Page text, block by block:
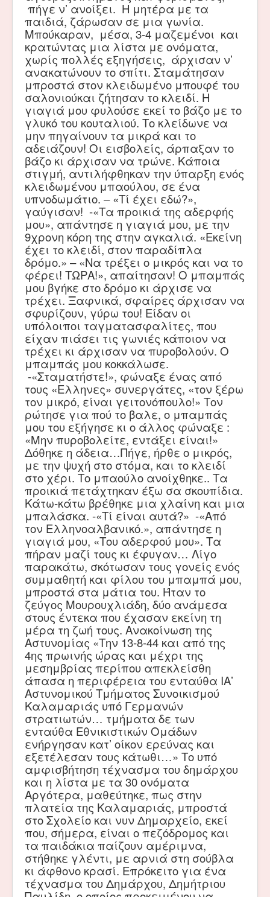
πήγε ν’ ανοίξει. Η μητέρα με τα
παιδιά, ζάρωσαν σε μια γωνία.
Μπούκαραν, μέσα, 3-4 μαζεμένοι και
κρατώντας μια λίστα με ονόματα,
χωρίς πολλές εξηγήσεις, άρχισαν ν’
ανακατώνουν το σπίτι. Σταμάτησαν
μπροστά στον κλειδωμένο μπουφέ του
σαλονιούκαι ζήτησαν το κλειδί. Η
γιαγιά μου φυλούσε εκεί το βάζο με το
γλυκό του κουταλιού. Το κλείδωνε να
μην πηγαίνουν τα μικρά και το
αδειάζουν! Οι εισβολείς, άρπαξαν το
βάζο κι άρχισαν να τρώνε. Κάποια
στιγμή, αντιλήφθηκαν την ύπαρξη ενός
κλειδωμένου μπαούλου, σε ένα
υπνοδωμάτιο. – «Τί έχει εδώ?»,
γαύγισαν! -«Τα προικιά της αδερφής
μου», απάντησε η γιαγιά μου, με την
9χρονη κόρη της στην αγκαλιά. «Εκείνη
έχει το κλειδί, στον παραδίπλα
δρόμο.» – «Να τρέξει ο μικρός και να το
φέρει! ΤΩΡΑ!», απαίτησαν! Ο μπαμπάς
μου βγήκε στο δρόμο κι άρχισε να
τρέχει. Ξαφνικά, σφαίρες άρχισαν να
σφυρίζουν, γύρω του! Είδαν οι
υπόλοιποι ταγματασφαλίτες, που
είχαν πιάσει τις γωνιές κάποιον να
τρέχει κι άρχισαν να πυροβολούν. Ο
μπαμπάς μου κοκκάλωσε.
-«Σταματήστε!», φώναξε ένας από
τους «Ελληνες» συνεργάτες, «τον ξέρω
τον μικρό, είναι γειτονόπουλο!» Τον
ρώτησε για πού το βαλε, ο μπαμπάς
μου του εξήγησε κι ο άλλος φώναξε :
«Μην πυροβολείτε, εντάξει είναι!»
Δόθηκε η άδεια…Πήγε, ήρθε ο μικρός,
με την ψυχή στο στόμα, και το κλειδί
στο χέρι. Το μπαούλο ανοίχθηκε.. Τα
προικιά πετάχτηκαν έξω σα σκουπίδια.
Κάτω-κάτω βρέθηκε μια χλαίνη και μια
μπαλάσκα. -«Τί είναι αυτά?» -«Από
τον Ελληνοαλβανικό.», απάντησε η
γιαγιά μου, «Του αδερφού μου». Τα
πήραν μαζί τους κι έφυγαν… Λίγο
παρακάτω, σκότωσαν τους γονείς ενός
συμμαθητή και φίλου του μπαμπά μου,
μπροστά στα μάτια του. Ήταν το
ζεύγος Μουρουχλιάδη, δύο ανάμεσα
στους έντεκα που έχασαν εκείνη τη
μέρα τη ζωή τους. Ανακοίνωση της
Αστυνομίας «Την 13-8-44 και από της
4ης πρωινής ώρας και μέχρι της
μεσημβρίας περίπου απεκλείσθη
άπασα η περιφέρεια του ενταύθα ΙΑ’
Αστυνομικού Τμήματος Συνοικισμού
Καλαμαριάς υπό Γερμανών
στρατιωτών… τμήματα δε των
ενταύθα Εθνικιστικών Ομάδων
ενήργησαν κατ’ οίκον ερεύνας και
εξετέλεσαν τους κάτωθι…» Το υπό
αμφισβήτηση τέχνασμα του δημάρχου
και η λίστα με τα 30 ονόματα
Αργότερα, μαθεύτηκε, πως στην
πλατεία της Καλαμαριάς, μπροστά
στο Σχολείο και νυν Δημαρχείο, εκεί
που, σήμερα, είναι ο πεζόδρομος και
τα παιδάκια παίζουν αμέριμνα,
στήθηκε γλέντι, με αρνιά στη σούβλα
κι άφθονο κρασί. Επρόκειτο για ένα
τέχνασμα του Δημάρχου, Δημήτριου